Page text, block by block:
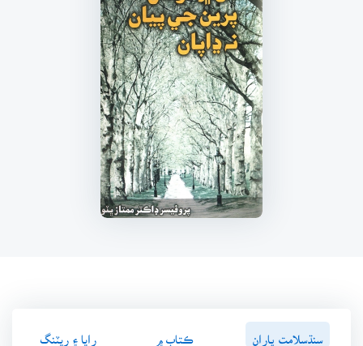
سنڌسلامت پاران ڪتاب ۾ رايا ۽ ريٽنگ